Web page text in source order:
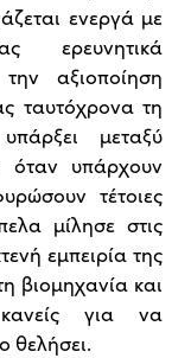
ενεργά με
ερευνητικά
αξιοποίηση
ταυτόχρονα τη
μεταξύ
όταν υπάρχουν
τέτοιες
μίλησε στις
εμπειρία της
βιομηχανία και
για να
θελήσει.